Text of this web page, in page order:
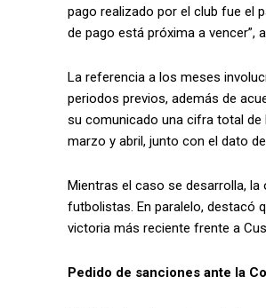
pago realizado por el club fue el
de pago está próxima a vencer”,
La referencia a los meses
periodos previos, además de
su comunicado una cifra total de
marzo y abril, junto con el dato
Mientras el caso se desarrolla,
futbolistas. En paralelo, destacó
victoria más reciente frente a
Pedido de sanciones ante la